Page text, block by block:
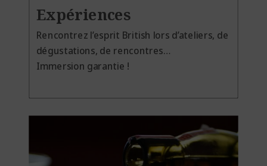
Expériences
Rencontrez l’esprit British lors d’ateliers, de
dégustations, de rencontres…
Immersion garantie !